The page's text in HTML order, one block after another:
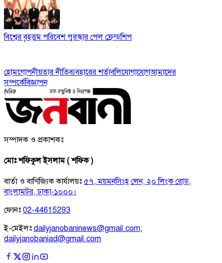
বিশ্বের বৃহত্তম পরিবেশ পুরস্কার পেল ফ্রেন্ডশিপ
হোমগোপনীয়তার নীতিব্যবহারের শর্তাবলিযোগাযোগআমাদের
সম্পর্কেবিজ্ঞাপন
সম্পাদক ও প্রকাশকঃ
মোঃ শফিকুল ইসলাম ( শফিক )
বার্তা ও বাণিজ্যিক কার্যালয়ঃ ৫৭, ময়মনসিংহ লেন, ২০ লিংক রোড,
বাংলামটর, ঢাকা-১০০০।
ফোনঃ 02-44615293
ই-মেইলঃ dailyjanobaninews@gmail.com;
dailyjanobaniad@gmail.com